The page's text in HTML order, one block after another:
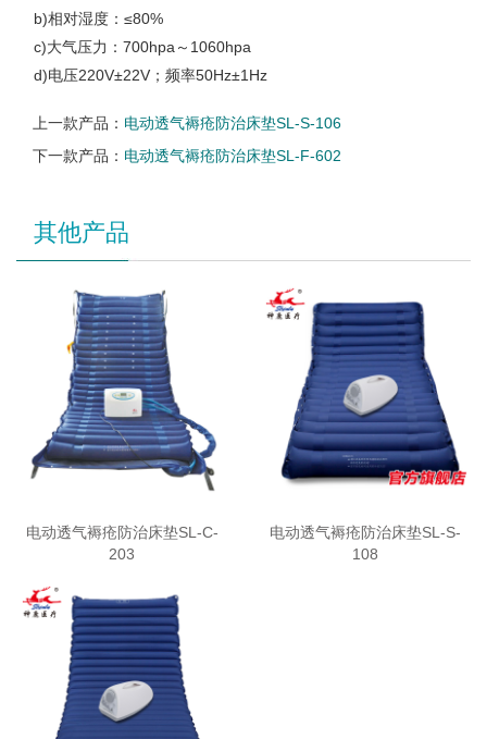
b)相对湿度：≤80%
c)大气压力：700hpa～1060hpa
d)电压220V±22V；频率50Hz±1Hz
上一款产品： 电动透气褥疮防治床垫SL-S-106
下一款产品： 电动透气褥疮防治床垫SL-F-602
其他产品
电动透气褥疮防治床垫SL-C-
203
电动透气褥疮防治床垫SL-S-
108